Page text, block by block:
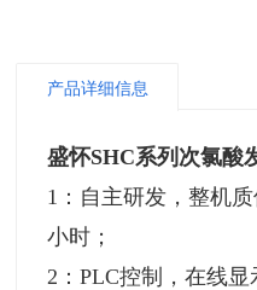
产品详细信息
盛怀SHC系列次氯酸
1：自主研发，整机
小时；
2：PLC控制，在线